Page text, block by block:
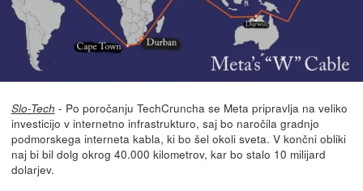
Slo-Tech - Po poročanju TechCruncha se Meta pripravlja na veliko
investicijo v internetno infrastrukturo, saj bo naročila gradnjo
podmorskega interneta kabla, ki bo šel okoli sveta. V končni obliki
naj bi bil dolg okrog 40.000 kilometrov, kar bo stalo 10 milijard
dolarjev.